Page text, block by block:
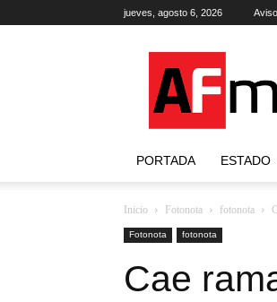
jueves, agosto 6, 2026
PORTADA ESTADO
Inicio Fotonota fotonota
Fotonota fotonota
Cae